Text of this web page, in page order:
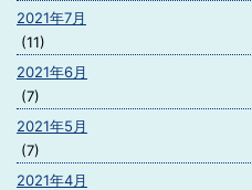
2021年7月
(11)
2021年6月
(7)
2021年5月
(7)
2021年4月